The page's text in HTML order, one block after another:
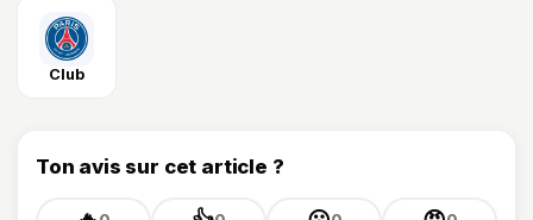
Club
Ton avis sur cet article ?